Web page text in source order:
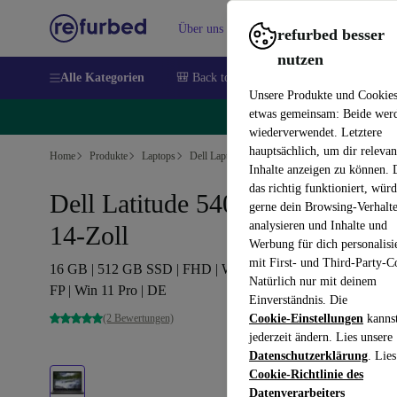
refurbed besser
nutzen
Unsere Produkte und
etwas gemeinsam: Beide
wiederverwendet. Letztere
hauptsächlich, um dir
Inhalte anzeigen zu können.
das richtig funktioniert,
gerne dein Browsing-
analysieren und Inhalte und
Werbung für dich
mit First- und Third-Party-
Natürlich nur mit deinem
Einverständnis. Die
Cookie-Einstellungen
jederzeit ändern. Lies unsere
Datenschutzerklärung.
Cookie-Richtlinie des
Datenverarbeiters
Über uns Verkaufen Hilfe
Alle Kategorien 🎒 Back to school
Home Produkte Laptops Dell Laptops
Dell Latitude 5400 | i5-8350U |
14-Zoll
16 GB | 512 GB SSD | FHD | Webcam | Tastaturbeleuchtung
FP | Win 11 Pro | DE
(2 Bewertungen)